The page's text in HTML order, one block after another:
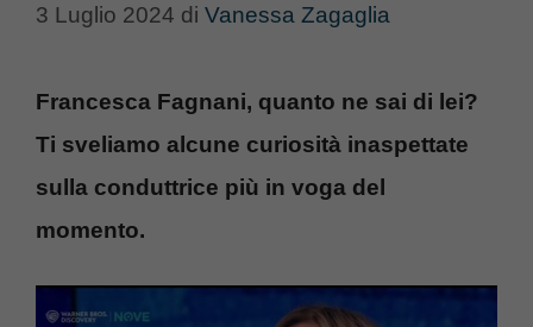
3 Luglio 2024 di Vanessa Zagaglia
Francesca Fagnani, quanto ne sai di lei?
Ti sveliamo alcune curiosità inaspettate
sulla conduttrice più in voga del
momento.